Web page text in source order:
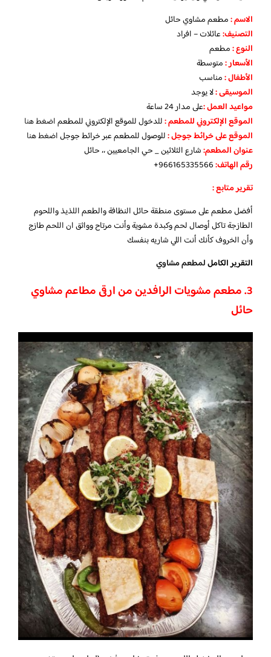
الاسم :مطعم مشاوي حائل
التصنيف:عائلات – افراد
النوع :مطعم
الأسعار:متوسطة
الأطفال:مناسب
الموسيقى :لا يوجد
مواعيد العمل :على مدار 24 ساعة
الموقع الإلكتروني للمطعم:للدخول للموقع الإلكتروني للمطعماضغط هنا
الموقع على خرائط جوجل:للوصول للمطعم عبر خرائط جوجلاضغط هنا
عنوان المطعم:شارع الثلاثين _ حي الجامعيين ،، حائل
رقم الهاتف:
تقرير متابع :
أفضل مطعم على مستوى منطقة حائل النظافة والطعم اللذيذ واللحوم
الطازجة تاكل أوصال لحم وكبدة مشوية وأنت مرتاح وواثق ان اللحم طازج
وأن الخروف كأنك أنت اللي شاريه بنفسك
التقرير الكامللمطعم مشاوي
3. مطعم مشويات الرافدين من ارقى مطاعم مشاوي
حائل